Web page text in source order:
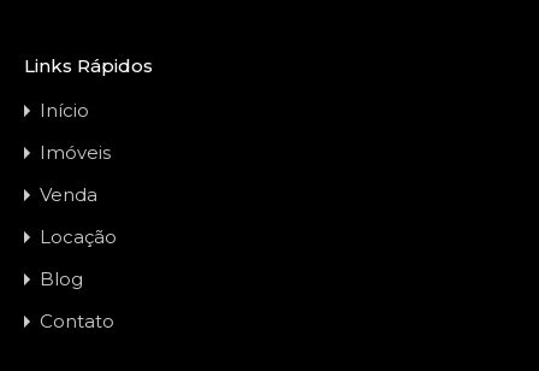
Links Rápidos
Início
Imóveis
Venda
Locação
Blog
Contato